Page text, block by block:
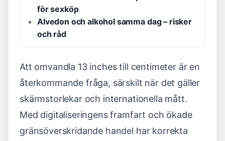
för sexköp
Alvedon och alkohol samma dag – risker
och råd
Att omvandla 13 inches till centimeter är en
återkommande fråga, särskilt när det gäller
skärmstorlekar och internationella mått.
Med digitaliseringens framfart och ökade
gränsöverskridande handel har korrekta